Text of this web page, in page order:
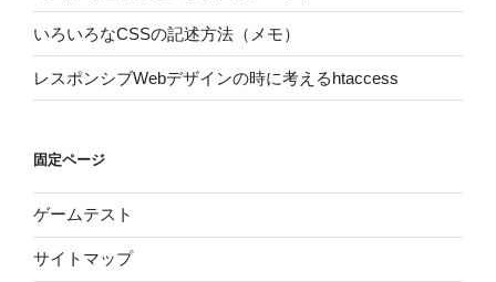
いろいろなCSSの記述方法（メモ）
レスポンシブWebデザインの時に考えるhtaccess
固定ページ
ゲームテスト
サイトマップ